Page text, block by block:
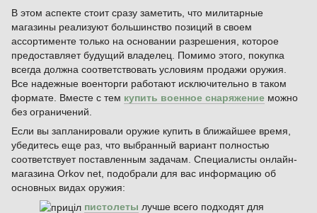
В этом аспекте стоит сразу заметить, что милитарные
магазины реализуют большинство позиций в своем
ассортименте только на основании разрешения, которое
предоставляет будущий владелец. Помимо этого, покупка
всегда должна соответствовать условиям продажи оружия.
Все надежные военторги работают исключительно в таком
формате. Вместе с тем купить военное снаряжение можно
без ограничений.
Если вы запланировали оружие купить в ближайшее время,
убедитесь еще раз, что выбранный вариант полностью
соответствует поставленным задачам. Специалисты онлайн-
магазина Orkov net, подобрали для вас информацию об
основных видах оружия:
пистолеты лучше всего подходят для